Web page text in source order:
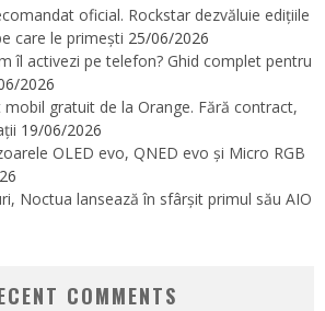
oficial. Rockstar dezvăluie edițiile
care le primești 25/06/2026
îl activezi pe telefon? Ghid complet pentru
2026
mobil gratuit de la Orange. Fără contract,
19/06/2026
OLED evo, QNED evo și Micro RGB
Noctua lansează în sfârșit primul său AIO
COMMENTS